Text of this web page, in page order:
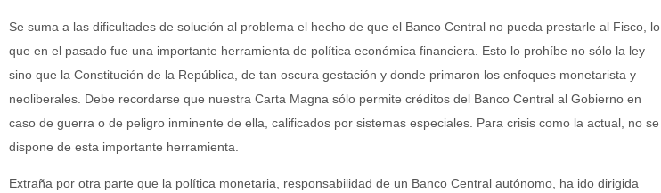
Se suma a las dificultades de solución al problema el hecho de que el Banco Central no pueda prestarle al Fisco, lo
que en el pasado fue una importante herramienta de política económica financiera. Esto lo prohíbe no sólo la ley
sino que la Constitución de la República, de tan oscura gestación y donde primaron los enfoques monetarista y
neoliberales. Debe recordarse que nuestra Carta Magna sólo permite créditos del Banco Central al Gobierno en
caso de guerra o de peligro inminente de ella, calificados por sistemas especiales. Para crisis como la actual, no se
dispone de esta importante herramienta.
Extraña por otra parte que la política monetaria, responsabilidad de un Banco Central autónomo, ha ido dirigida